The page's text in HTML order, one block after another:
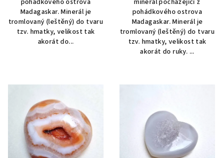
pohádkového ostrova
Madagaskar. Minerál je
tromlovaný (leštěný) do tvaru
tzv. hmatky, velikost tak
akorát do...
minerál pocházející z
pohádkového ostrova
Madagaskar. Minerál je
tromlovaný (leštěný) do tvaru
tzv. hmatky, velikost tak
akorát do ruky. ...